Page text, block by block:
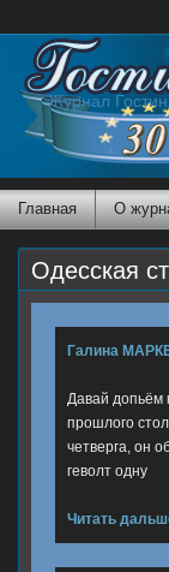
Журнал
Главная О
Одесская
Галина
Давай допьём
прошлого
четверга, он
геволт одну
Читать